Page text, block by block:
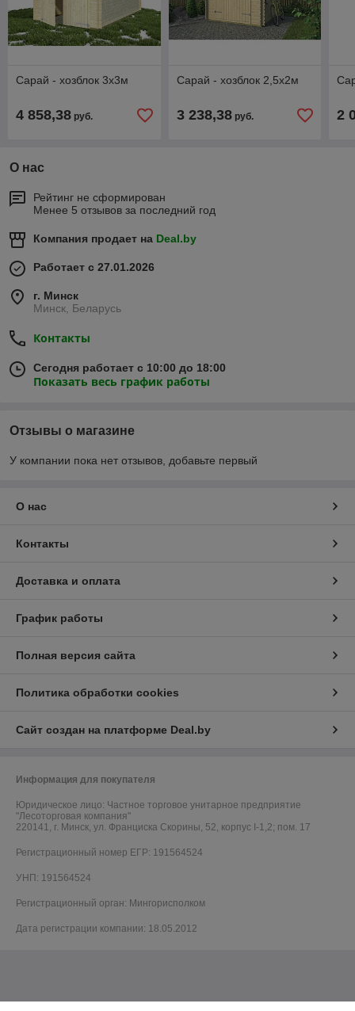
Сарай - хозблок 3х3м
4 858,38 руб.
Сарай - хозблок 2,5х2м
3 238,38руб. 2
О нас
Рейтинг не сформирован
Менее 5 отзывов за последний год
Компания продает на Deal.by
Работает с 27.01.2026
г. Минск
Минск, Беларусь
Контакты
Сегодня работает с 10:00 до 18:00
Показать весь график работы
Отзывы о магазине
У компании пока нет отзывов, добавьте первый
О нас
Контакты
Доставка и оплата
График работы
Полная версия сайта
Политика обработки cookies
Сайт создан на платформе Deal.by
Информация для покупателя
Юридическое лицо: Частное торговое унитарное предприятие
"Лесоторговая компания"
220141, г. Минск, ул. Франциска Скорины, 52, корпус I-1,2; пом. 17
Регистрационный номер ЕГР: 191564524
УНП: 191564524
Регистрационный орган: Мингорисполком
Дата регистрации компании: 18.05.2012